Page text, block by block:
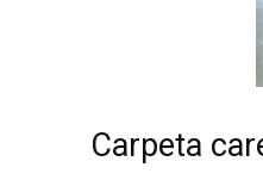
Carpeta